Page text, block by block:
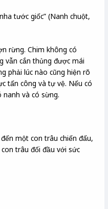
tước giốc” (Nanh chuột,
rừng. Chim không có
vẫn cắn thủng được mái
phải lúc nào cũng hiện rõ
tấn công và tự vệ. Nếu có
và có sừng.
một con trâu chiến đấu,
trâu đối đầu với sức